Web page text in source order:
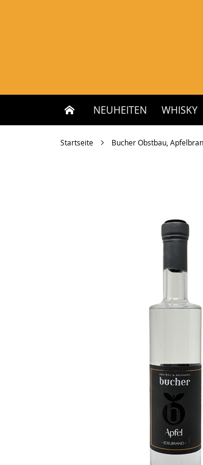
NEUHEITEN WHISKY
Startseite Bucher Obstbau,